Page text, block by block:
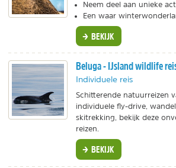
Neem deel aan unieke
Een waar
BEKIJK
Beluga - IJsland wildlife
Individuele reis
Schitterende natuurreizen
individuele fly-drive,
skitrekking, bekijk deze
reizen.
BEKIJK